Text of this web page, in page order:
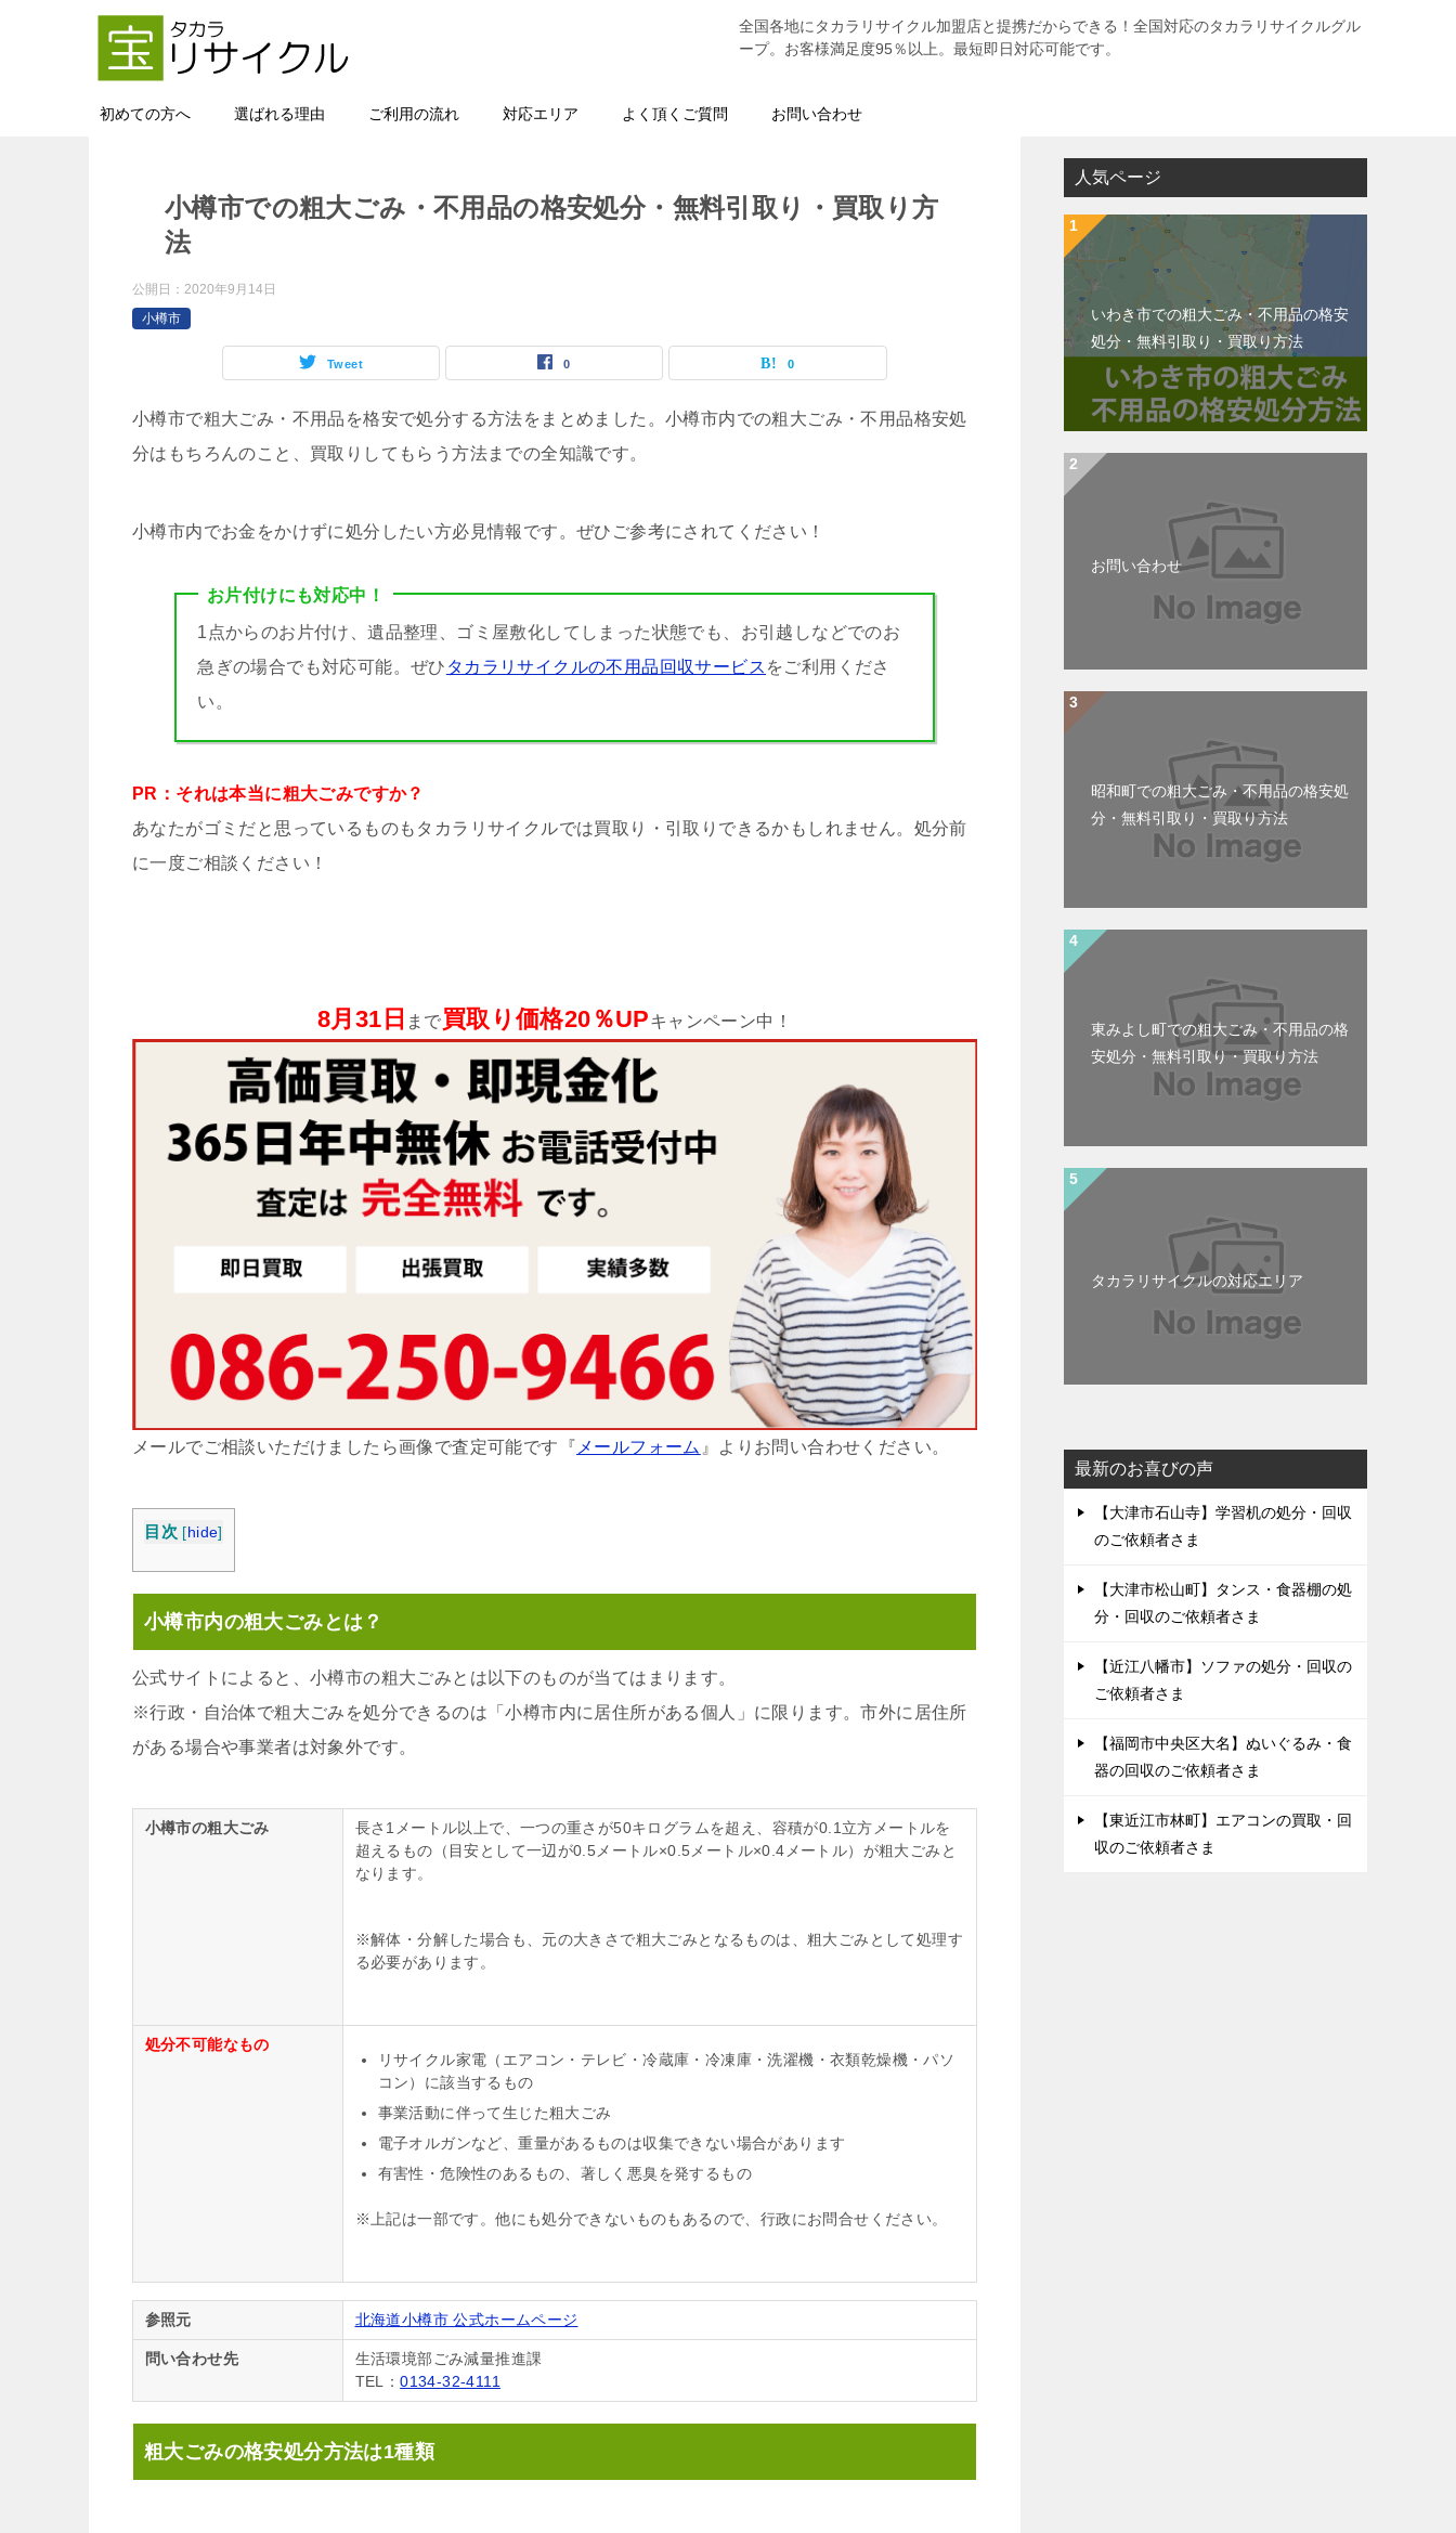
全国各地にタカラリサイクル加盟店と提携だからできる！全国対応のタカラリサイクルグル
ープ。お客様満足度95％以上。最短即日対応可能です。
初めての方へ 選ばれる理由 ご利用の流れ 対応エリア よく頂くご質問 お問い合わせ
小樽市での粗大ごみ・不用品の格安処分・無料引取り・買取り方
法
公開日： 2020年9月14日
小樽市
Tweet 0 0
小樽市で粗大ごみ・不用品を格安で処分する方法をまとめました。小樽市内での粗大ごみ・不用品格安処
分はもちろんのこと、買取りしてもらう方法までの全知識です。
小樽市内でお金をかけずに処分したい方必見情報です。ぜひご参考にされてください！
お片付けにも対応中！
1点からのお片付け、遺品整理、ゴミ屋敷化してしまった状態でも、お引越しなどでのお
急ぎの場合でも対応可能。ぜひ タカラリサイクルの不用品回収サービス をご利用くださ
い。
PR：それは本当に粗大ごみですか？
あなたがゴミだと思っているものもタカラリサイクルでは買取り・引取りできるかもしれません。処分前
に一度ご相談ください！
8月31日 まで買取り価格20％UPキャンペーン中！
メールでご相談いただけましたら画像で査定可能です『 メールフォーム 』よりお問い合わせください。
目次 [ hide]
小樽市内の粗大ごみとは？
公式サイトによると、小樽市の粗大ごみとは以下のものが当てはまります。
※行政・自治体で粗大ごみを処分できるのは「小樽市内に居住所がある個人」に限ります。市外に居住所
がある場合や事業者は対象外です。
小樽市の粗大ごみ
長さ1メートル以上で、一つの重さが50キログラムを超え、容積が0.1立方メートルを
超えるもの（目安として一辺が0.5メートル×0.5メートル×0.4メートル）が粗大ごみと
なります。
※解体・分解した場合も、元の大きさで粗大ごみとなるものは、粗大ごみとして処理す
る必要があります。
処分不可能なもの
リサイクル家電（エアコン・テレビ・冷蔵庫・冷凍庫・洗濯機・衣類乾燥機・パソ
コン）に該当するもの
事業活動に伴って生じた粗大ごみ
電子オルガンなど、重量があるものは収集できない場合があります
有害性・危険性のあるもの、著しく悪臭を発するもの
※上記は一部です。他にも処分できないものもあるので、行政にお問合せください。
参照元 北海道小樽市 公式ホームページ
問い合わせ先
生活環境部ごみ減量推進課
TEL：0134-32-4111
粗大ごみの格安処分方法は1種類
人気ページ
いわき市での粗大ごみ・不用品の格安
処分・無料引取り・買取り方法
お問い合わせ
昭和町での粗大ごみ・不用品の格安処
分・無料引取り・買取り方法
東みよし町での粗大ごみ・不用品の格
安処分・無料引取り・買取り方法
タカラリサイクルの対応エリア
最新のお喜びの声
【大津市石山寺】学習机の処分・回収
のご依頼者さま
【大津市松山町】タンス・食器棚の処
分・回収のご依頼者さま
【近江八幡市】ソファの処分・回収の
ご依頼者さま
【福岡市中央区大名】ぬいぐるみ・食
器の回収のご依頼者さま
【東近江市林町】エアコンの買取・回
収のご依頼者さま